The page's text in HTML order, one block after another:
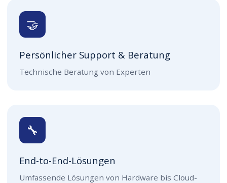
🤝
Persönlicher Support & Beratung
Technische Beratung von Experten
🔧
End-to-End-Lösungen
Umfassende Lösungen von Hardware bis Cloud-